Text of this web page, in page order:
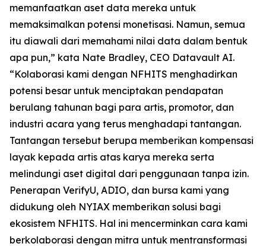
memanfaatkan aset data mereka untuk
memaksimalkan potensi monetisasi. Namun, semua
itu diawali dari memahami nilai data dalam bentuk
apa pun,” kata Nate Bradley, CEO Datavault AI.
“Kolaborasi kami dengan NFHITS menghadirkan
potensi besar untuk menciptakan pendapatan
berulang tahunan bagi para artis, promotor, dan
industri acara yang terus menghadapi tantangan.
Tantangan tersebut berupa memberikan kompensasi
layak kepada artis atas karya mereka serta
melindungi aset digital dari penggunaan tanpa izin.
Penerapan VerifyU, ADIO, dan bursa kami yang
didukung oleh NYIAX memberikan solusi bagi
ekosistem NFHITS. Hal ini mencerminkan cara kami
berkolaborasi dengan mitra untuk mentransformasi